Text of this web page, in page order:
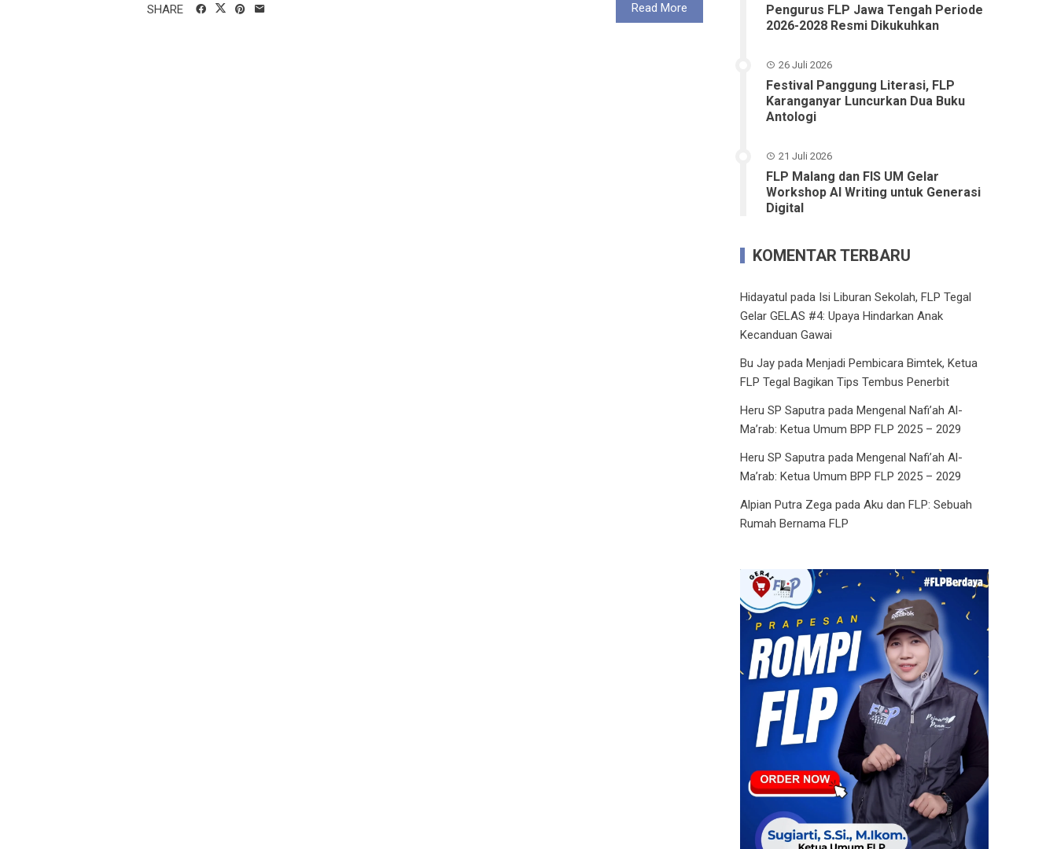
Read More
SHARE
Pengurus FLP Jawa Tengah Periode
2026-2028 Resmi Dikukuhkan
26 Juli 2026
Festival Panggung Literasi, FLP
Karanganyar Luncurkan Dua Buku
Antologi
21 Juli 2026
FLP Malang dan FIS UM Gelar
Workshop AI Writing untuk Generasi
Digital
KOMENTAR TERBARU
Hidayatul pada Isi Liburan Sekolah, FLP Tegal
Gelar GELAS #4: Upaya Hindarkan Anak
Kecanduan Gawai
Bu Jay padaMenjadi Pembicara Bimtek, Ketua
FLP Tegal Bagikan Tips Tembus Penerbit
Heru SP Saputra padaMengenal Nafi’ah Al-
Ma’rab: Ketua Umum BPP FLP 2025 – 2029
Heru SP Saputra padaMengenal Nafi’ah Al-
Ma’rab: Ketua Umum BPP FLP 2025 – 2029
Alpian Putra Zega padaAku dan FLP: Sebuah
Rumah Bernama FLP